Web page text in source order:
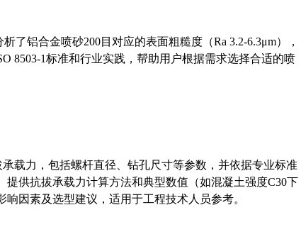
了铝合金喷砂200目对应的表面粗糙度（Ra 3.2-6.3μm），
8503-1标准和行业实践，帮助用户根据需求选择合适的喷
载力，包括螺杆直径、钻孔尺寸等参数，并依据专业标准
提供抗拔承载力计算方法和典型数值（如混凝土强度C30下
因素及选型建议，适用于工程技术人员参考。